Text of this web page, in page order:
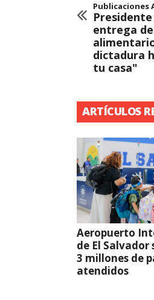
Publicaciones
entrega
dictadura
tu casa"
ARTÍCULOS
Aeropuerto
de El Salvador
3 millones de
atendidos